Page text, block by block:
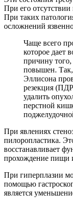
При его
При таких
осложнений
Чаще всего
которое дает
причину
повышен. Так,
Эллисона
резекция
удалить
перстной
При явлениях
пилоропластика.
восстанавливает
прохождение пищи
При гиперплазии
помощью
является